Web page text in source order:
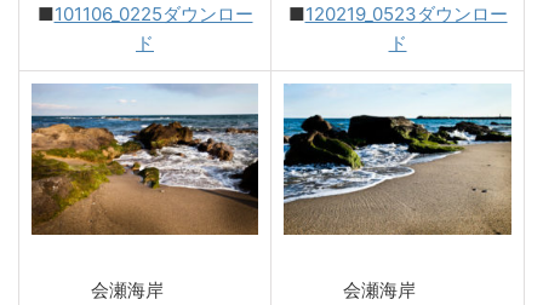
■101106_0225ダウンロー
ド
■120219_0523ダウンロー
ド
会瀬海岸
会瀬海岸